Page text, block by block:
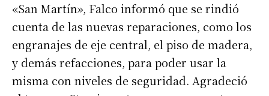
«San Martín», Falco informó que se rindió
cuenta de las nuevas reparaciones, como los
engranajes de eje central, el piso de madera,
y demás refacciones, para poder usar la
misma con niveles de seguridad. Agradeció